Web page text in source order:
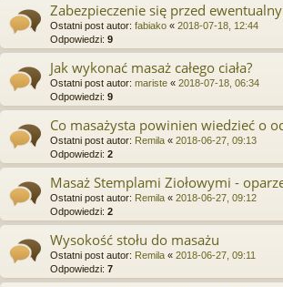
Zabezpieczenie się przed
Ostatni post autor: fabiako « 2018-07-18, 12:44
Odpowiedzi: 9
Jak wykonać masaż całego ciała?
Ostatni post autor: mariste « 2018-07-18, 06:34
Odpowiedzi: 9
Co masażysta powinien wiedzieć o
Ostatni post autor: Remila « 2018-06-27, 09:13
Odpowiedzi: 2
Masaż Stemplami Ziołowymi -
Ostatni post autor: Remila « 2018-06-27, 09:12
Odpowiedzi: 2
Wysokość stołu do masażu
Ostatni post autor: Remila « 2018-06-27, 09:11
Odpowiedzi: 7